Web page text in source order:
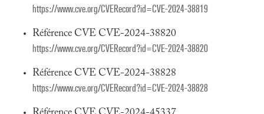
https://www.cve.org/CVERecord?id=CVE-2024-38819
Référence CVE CVE-2024-38820
https://www.cve.org/CVERecord?id=CVE-2024-38820
Référence CVE CVE-2024-38828
https://www.cve.org/CVERecord?id=CVE-2024-38828